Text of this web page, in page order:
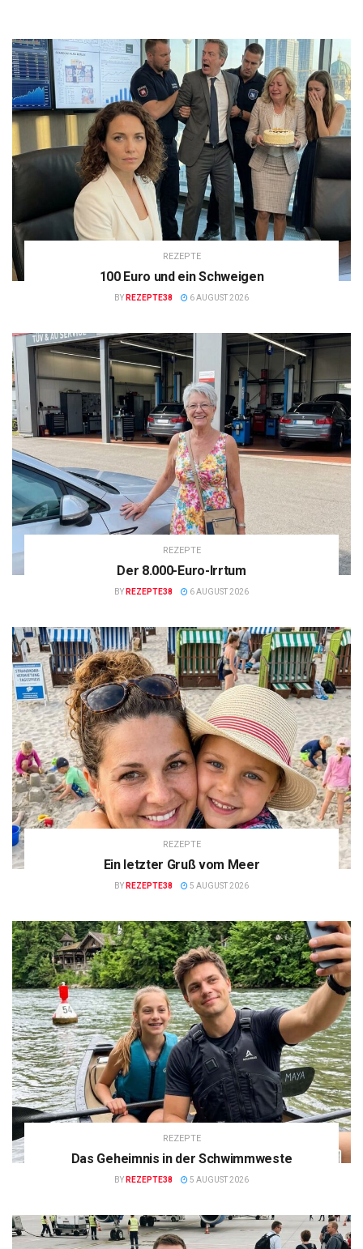
REZEPTE
100 Euro und ein Schweigen
BY REZEPTE38 6 AUGUST 2026
REZEPTE
Der 8.000-Euro-Irrtum
BY REZEPTE38 6 AUGUST 2026
REZEPTE
Ein letzter Gruß vom Meer
BY REZEPTE38 5 AUGUST 2026
REZEPTE
Das Geheimnis in der Schwimmweste
BY REZEPTE38 5 AUGUST 2026